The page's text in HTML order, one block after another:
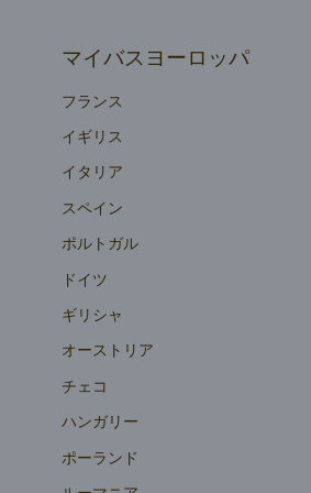
マイバスヨーロッパ
フランス
イギリス
イタリア
スペイン
ポルトガル
ドイツ
ギリシャ
オーストリア
チェコ
ハンガリー
ポーランド